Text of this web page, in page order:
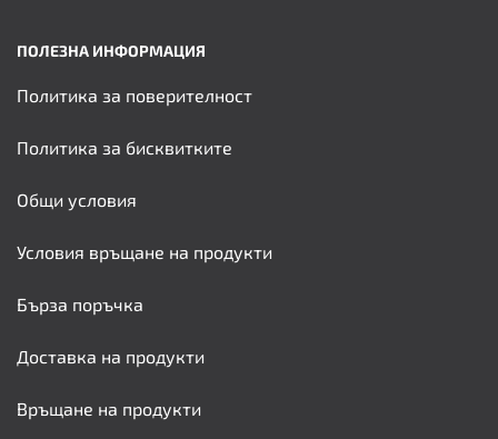
ПОЛЕЗНА ИНФОРМАЦИЯ
Политика за поверителност
Политика за бисквитките
Общи условия
Условия връщане на продукти
Бърза поръчка
Доставка на продукти
Връщане на продукти